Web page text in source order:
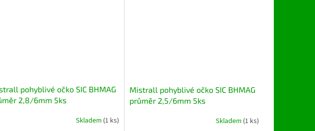
pohyblivé očko SIC BHMAG
2,8/6mm 5ks
Skladem (1 ks)
Mistrall pohyblivé očko SIC BHMAG
průměr 2,5/6mm 5ks
Skladem (1 ks)